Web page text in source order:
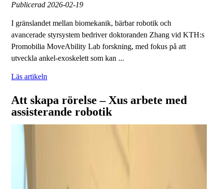
Publicerad 2026-02-19
I gränslandet mellan biomekanik, bärbar robotik och
avancerade styrsystem bedriver doktoranden Zhang vid KTH:s
Promobilia MoveAbility Lab forskning, med fokus på att
utveckla ankel‑exoskelett som kan ...
Läs artikeln
Att skapa rörelse – Xus arbete med
assisterande robotik